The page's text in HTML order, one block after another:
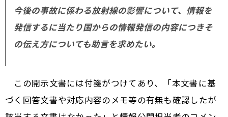
今後の事故に係わる放射線の影響について、情報を
発信するに当たり国からの情報発信の内容につきそ
の伝え方についても助言を求めたい。
この開示文書には付箋がつけてあり、「本文書に基
づく回答文書や対応内容のメモ等の有無も確認したが